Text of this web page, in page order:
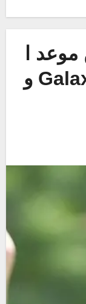
ا
لاعلان عن Galaxy Note 5 و